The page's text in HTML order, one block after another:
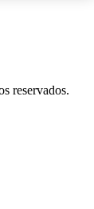
reservados.